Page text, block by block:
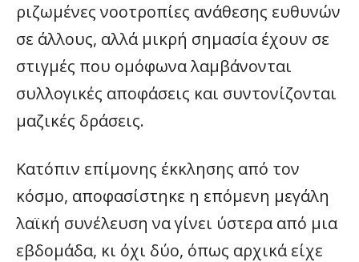
ριζωμένες νοοτροπίες ανάθεσης ευθυνών
σε άλλους, αλλά μικρή σημασία έχουν σε
στιγμές που ομόφωνα λαμβάνονται
συλλογικές αποφάσεις και συντονίζονται
μαζικές δράσεις.
Κατόπιν επίμονης έκκλησης από τον
κόσμο, αποφασίστηκε η επόμενη μεγάλη
λαϊκή συνέλευση να γίνει ύστερα από μια
εβδομάδα, κι όχι δύο, όπως αρχικά είχε